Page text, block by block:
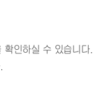
확인하실 수 있습니다.